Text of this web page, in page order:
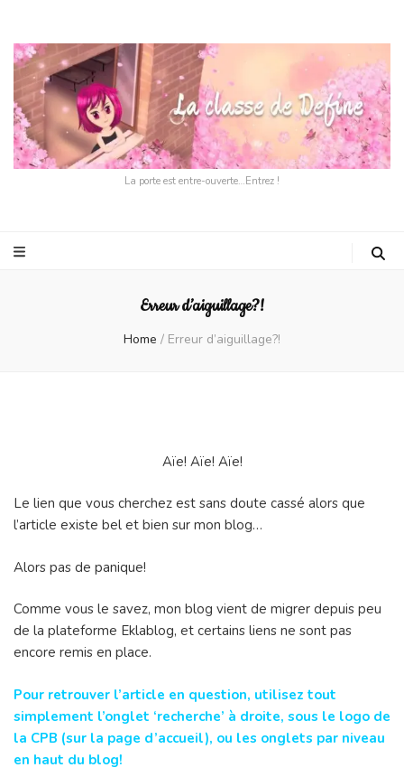
La porte est entre-ouverte…Entrez !
Erreur d’aiguillage?!
Home / Erreur d’aiguillage?!
Aïe! Aïe! Aïe!
Le lien que vous cherchez est sans doute cassé alors que
l’article existe bel et bien sur mon blog…
Alors pas de panique!
Comme vous le savez, mon blog vient de migrer depuis peu
de la plateforme Eklablog, et certains liens ne sont pas
encore remis en place.
Pour retrouver l’article en question, utilisez tout
simplement l’onglet ‘recherche’ à droite, sous le logo de
la CPB (sur la page d’accueil), ou les onglets par niveau
en haut du blog!